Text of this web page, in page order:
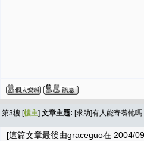
第3樓 [樓主] 文章主題: [求助]有人能寄養牠嗎
[這篇文章最後由graceguo在 2004/